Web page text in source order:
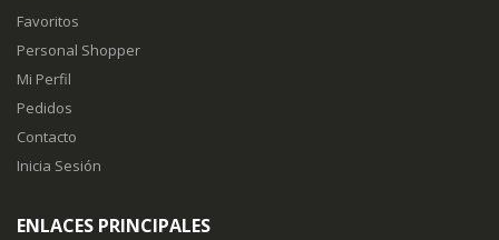
Favoritos
Personal Shopper
Mi Perfil
Pedidos
Contacto
Inicia Sesión
ENLACES PRINCIPALES